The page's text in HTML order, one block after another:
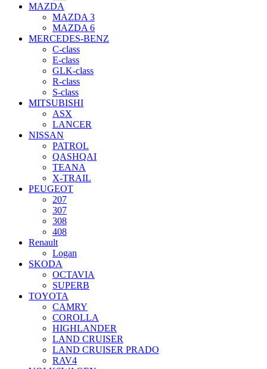
MAZDA
MAZDA 3
MAZDA 6
MERCEDES-BENZ
C-class
E-class
GLK-class
R-class
S-class
MITSUBISHI
ASX
LANCER
NISSAN
PATROL
QASHQAI
TEANA
X-TRAIL
PEUGEOT
207
307
308
408
Renault
Logan
SKODA
OCTAVIA
SUPERB
TOYOTA
CAMRY
COROLLA
HIGHLANDER
LAND CRUISER
LAND CRUISER PRADO
RAV4